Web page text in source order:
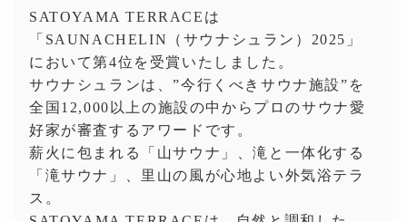
SATOYAMA TERRACEは
「SAUNACHELIN（サウナシュラン）2025」
において第4位を受賞いたしました。
サウナシュランは、”今行くべきサウナ施設”を
全国12,000以上の施設の中からプロのサウナ愛
好家が審査するアワードです。
薪火に包まれる「山サウナ」、滝と一体化する
「滝サウナ」、里山の風が心地よい外気浴テラ
ス。